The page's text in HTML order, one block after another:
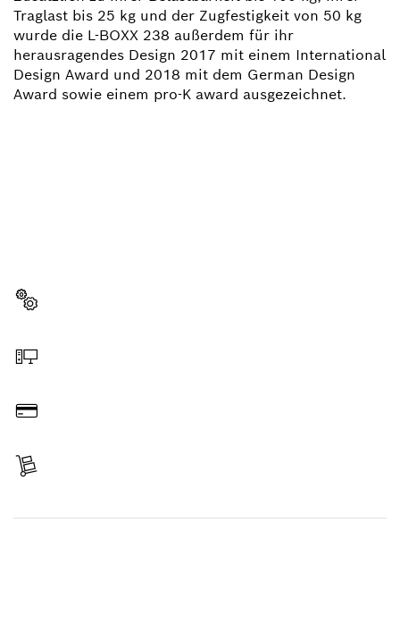
Traglast bis 25 kg und der Zugfestigkeit von 50 kg
wurde die L-BOXX 238 außerdem für ihr
herausragendes Design 2017 mit einem International
Design Award und 2018 mit dem German Design
Award sowie einem pro-K award ausgezeichnet.